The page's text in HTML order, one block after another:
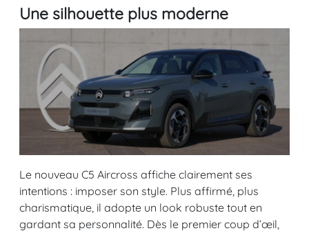
Une silhouette plus moderne
Le nouveau C5 Aircross affiche clairement ses
intentions : imposer son style. Plus affirmé, plus
charismatique, il adopte un look robuste tout en
gardant sa personnalité. Dès le premier coup d’œil,